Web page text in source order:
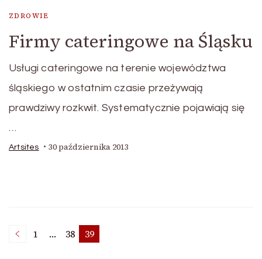
ZDROWIE
Firmy cateringowe na Śląsku
Usługi cateringowe na terenie województwa
śląskiego w ostatnim czasie przeżywają
prawdziwy rozkwit. Systematycznie pojawiają się
…
Artsites 30 października 2013
Stronicowanie
Strona
1 … Strona
38 Strona
39